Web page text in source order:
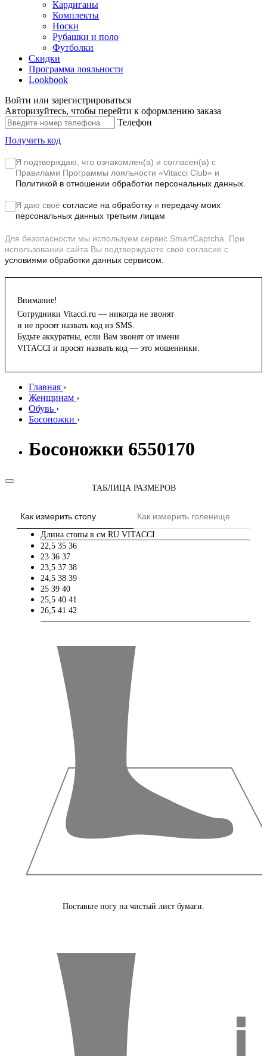
Кардиганы
Комплекты
Носки
Рубашки и поло
Футболки
Скидки
Программа лояльности
Lookbook
Войти или зарегистрироваться
Авторизуйтесь, чтобы перейти к оформлению заказа
Телефон
Получить код
Я подтверждаю, что ознакомлен(а) и согласен(а) с
Правилами Программы лояльности «Vitacci Club» и
Политикой в отношении обработки персональных данных.
Я даю своё согласие на обработку и передачу моих
персональных данных третьим лицам
Для безопасности мы используем сервис SmartCaptcha. При
использовании сайта Вы подтверждаете своё согласие с
условиями обработки данных сервисом.
Внимание!
Сотрудники Vitacci.ru — никогда не звонят
и не просят назвать код из SMS.
Будьте аккуратны, если Вам звонят от имени
VITACCI и просят назвать код — это мошенники.
Главная ›
Женщинам ›
Обувь ›
Босоножки ›
Босоножки 6550170
ТАБЛИЦА РАЗМЕРОВ
Как измерить стопу Как измерить голенище
Длина стопы в см RU VITACCI
22,5 35 36
23 36 37
23,5 37 38
24,5 38 39
25 39 40
25,5 40 41
26,5 41 42
Поставьте ногу на чистый лист бумаги.